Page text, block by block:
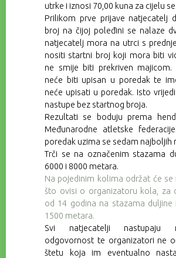
utrke i iznosi 70,00 kuna za cijelu
Prilikom prve prijave natjecatelj
broj na čijoj poleđini se nalaze
natjecatelj mora na utrci s
nositi startni broj koji mora biti
ne smije biti prekriven majicom.
neće biti upisan u poredak te
neće upisati u poredak. Isto
nastupe bez startnog broja.
Rezultati se boduju prema
Međunarodne atletske
poredak uzima se sedam najboljih
Trči se na označenim stazama
6000 i 8000 metara.
Na pojedinim kolima održat će se
što ovisi o organizatoru kola, za
od 14 godina na stazama duljine
1500 metara.
Svi natjecatelji nastupaju
odgovornost te organizatori ne
štetu koja im eventualno